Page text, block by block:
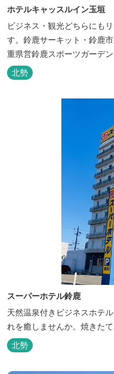
ホテルキャッスルイン玉垣
ビジネス・観光どちらにも
す。鈴鹿サーキット・鈴鹿
重県営鈴鹿スポーツガーデ
全檜造り貸切風呂や各種サ
北勢
スーパーホテル鈴鹿
天然温泉付きビジネスホテ
れを癒しませんか。焼きた
北勢